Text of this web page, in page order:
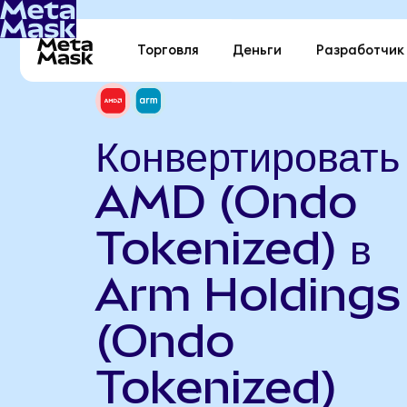
Торговля Деньги Разработчик
Конвертировать
AMD (Ondo
Tokenized) в
Arm
(Ondo
Tokenized)